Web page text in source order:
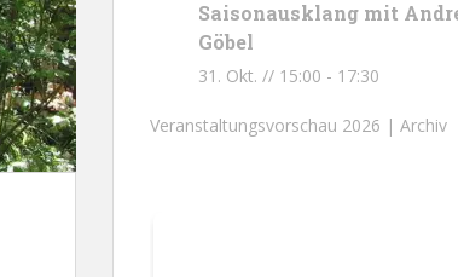
Saisonausklang mit
Göbel
31. Okt. // 15:00 - 17:30
Veranstaltungsvorschau 2026 | Archiv